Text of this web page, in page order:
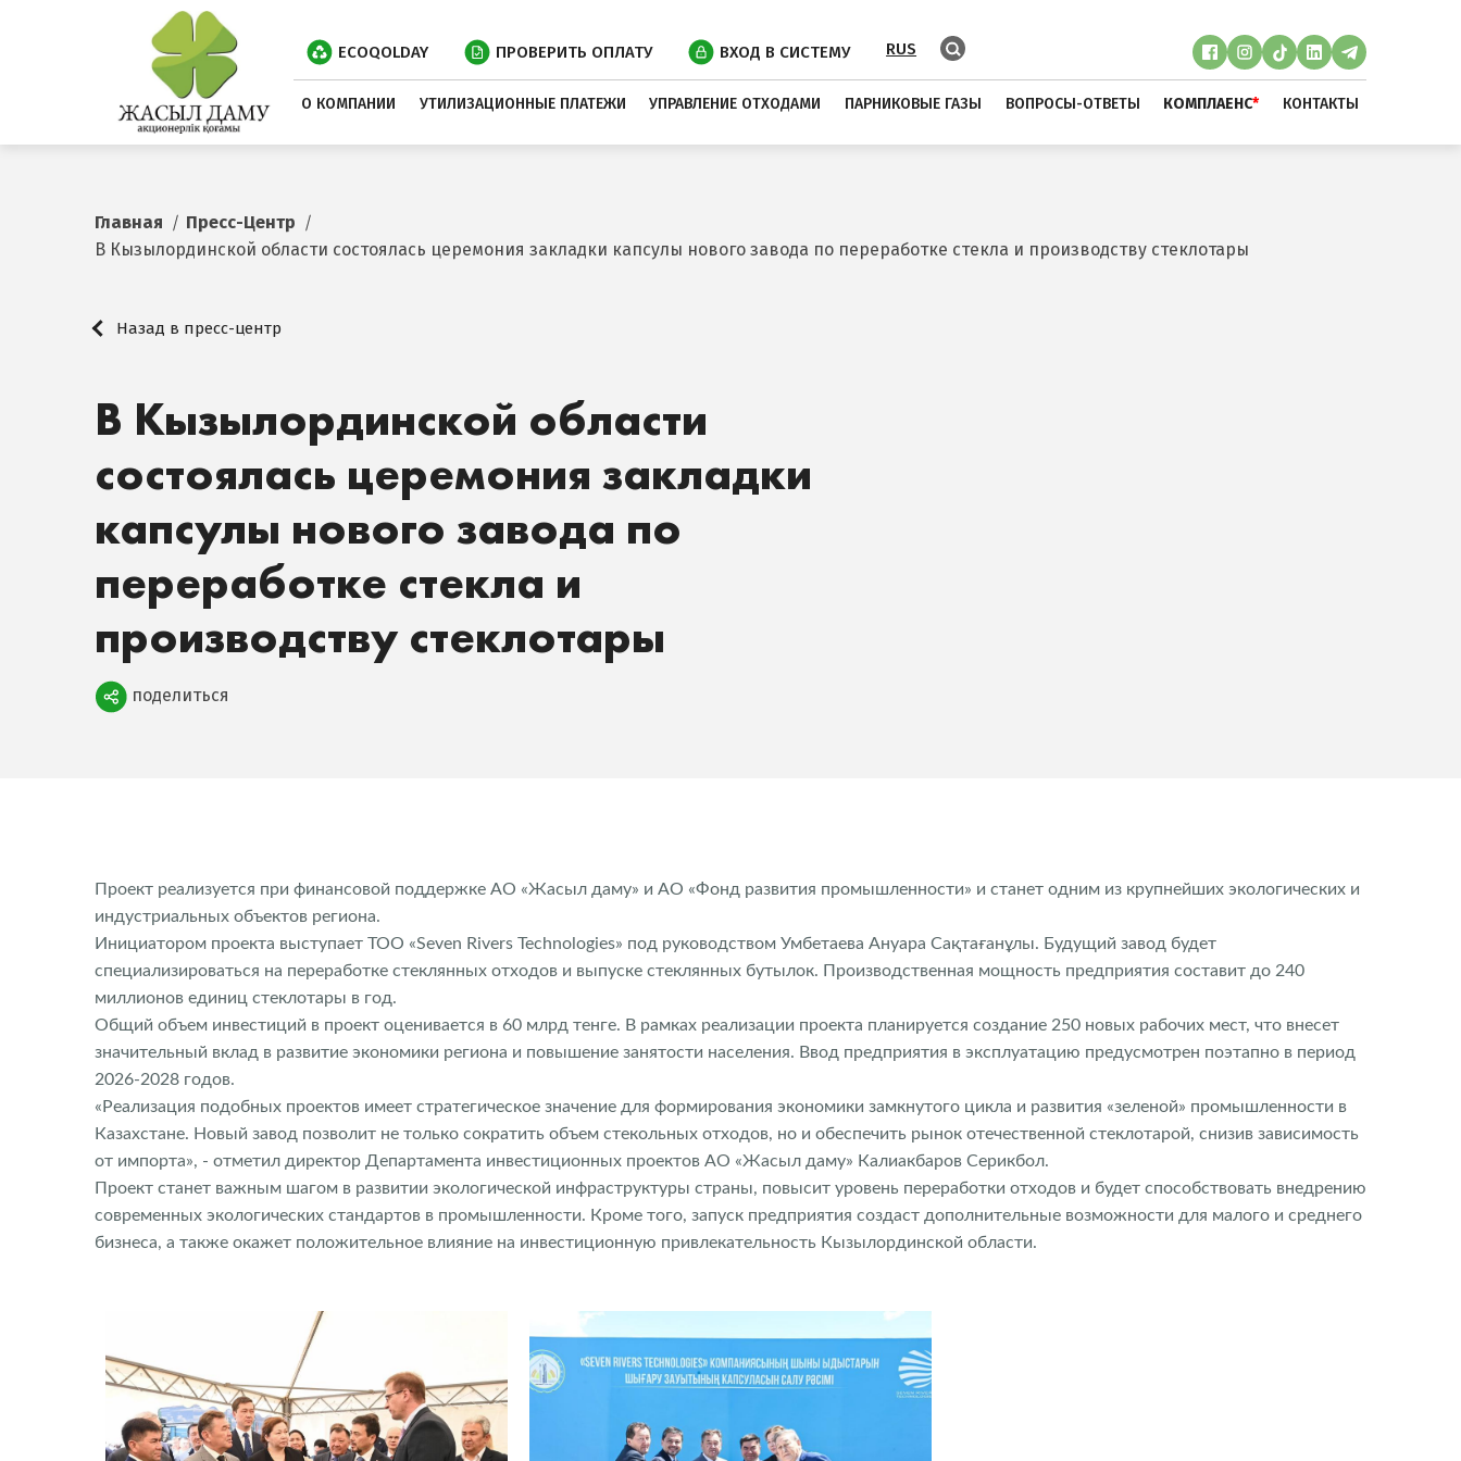
ECOQOLDAY ПРОВЕРИТЬ ОПЛАТУ ВХОД В СИСТЕМУ RUS
О КОМПАНИИ УТИЛИЗАЦИОННЫЕ ПЛАТЕЖИ УПРАВЛЕНИЕ ОТХОДАМИ ПАРНИКОВЫЕ ГАЗЫ ВОПРОСЫ-ОТВЕТЫ КОМПЛАЕНС* КОНТАКТЫ
Главная
Пресс-Центр
В Кызылординской области состоялась церемония закладки капсулы нового завода по переработке стекла и производству стеклотары
Назад в пресс-центр
В Кызылординской области
состоялась церемония закладки
капсулы нового завода по
переработке стекла и
производству стеклотары
Поделиться
поделиться
Проект реализуется при финансовой поддержке АО «Жасыл даму» и АО «Фонд развития промышленности» и станет одним из крупнейших экологических и
индустриальных объектов региона.
Инициатором проекта выступает ТОО «Seven Rivers Technologies» под руководством Умбетаева Ануара Сақтағанұлы. Будущий завод будет
специализироваться на переработке стеклянных отходов и выпуске стеклянных бутылок. Производственная мощность предприятия составит до 240
миллионов единиц стеклотары в год.
Общий объем инвестиций в проект оценивается в 60 млрд тенге. В рамках реализации проекта планируется создание 250 новых рабочих мест, что внесет
значительный вклад в развитие экономики региона и повышение занятости населения. Ввод предприятия в эксплуатацию предусмотрен поэтапно в период
2026-2028 годов.
«Реализация подобных проектов имеет стратегическое значение для формирования экономики замкнутого цикла и развития «зеленой» промышленности в
Казахстане. Новый завод позволит не только сократить объем стекольных отходов, но и обеспечить рынок отечественной стеклотарой, снизив зависимость
от импорта», - отметил директор Департамента инвестиционных проектов АО «Жасыл даму» Калиакбаров Серикбол.
Проект станет важным шагом в развитии экологической инфраструктуры страны, повысит уровень переработки отходов и будет способствовать внедрению
современных экологических стандартов в промышленности. Кроме того, запуск предприятия создаст дополнительные возможности для малого и среднего
бизнеса, а также окажет положительное влияние на инвестиционную привлекательность Кызылординской области.